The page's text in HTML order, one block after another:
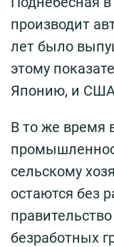
производит
лет было
этому
Японию, и
В то же время
сельскому
остаются без
безработных